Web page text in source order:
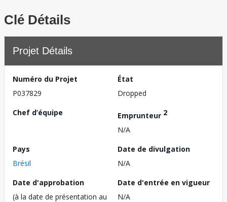
Clé Détails
Projet Détails
Numéro du Projet
P037829
État
Dropped
Chef d’équipe
Emprunteur 2
N/A
Pays
Brésil
Date de divulgation
N/A
Date d'approbation
(à la date de présentation au
Date d'entrée en vigueur
N/A